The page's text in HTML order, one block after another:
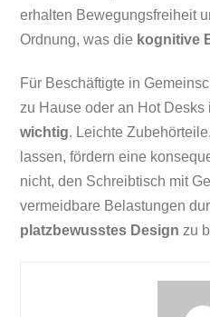
erhalten Bewegungsfreiheit
Ordnung, was die kognitive
Für Beschäftigte in
zu Hause oder an Hot Desks
wichtig. Leichte
lassen, fördern eine
nicht, den Schreibtisch mit
vermeidbare Belastungen
platzbewusstes Design zu